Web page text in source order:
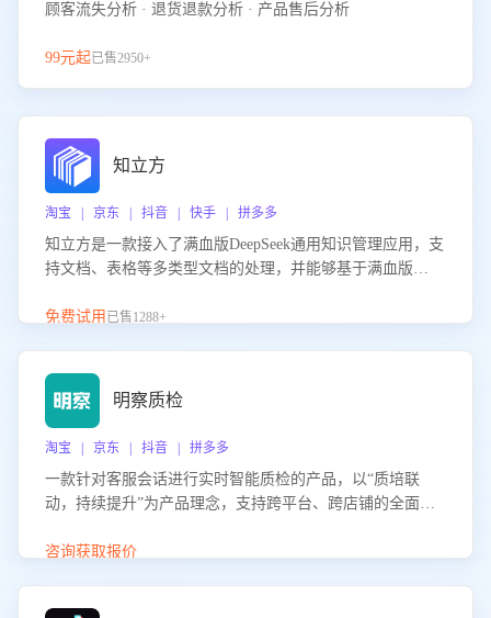
顾客流失分析 · 退货退款分析 · 产品售后分析
99元起已售2950+
知立方
淘宝 | 京东 | 抖音 | 快手 | 拼多多
知立方是一款接入了满血版DeepSeek通用知识管理应用，支
持文档、表格等多类型文档的处理，并能够基于满血版
识支持，帮助用户高效管理和利用知识资源。通过该产品，
免费试用 已售1288+
明察质检
淘宝 | 京东 | 抖音 | 拼多多
一款针对客服会话进行实时智能质检的产品，以“质培联
动，持续提升”为产品理念，支持跨平台、跨店铺的全面、
升客服团队的销服能力。
咨询获取报价